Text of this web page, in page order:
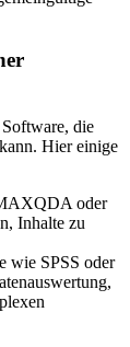
die
Hier einige
oder
Inhalte zu
wie SPSS oder